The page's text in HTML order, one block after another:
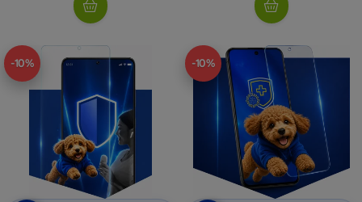
-10% -10%